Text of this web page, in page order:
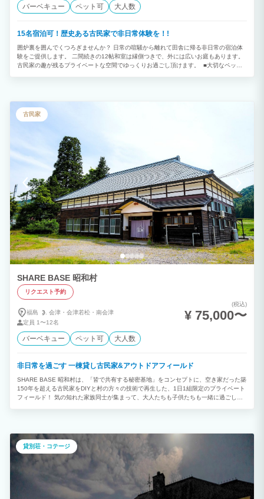
バーベキュー ペット可 大人数
15名宿泊可！歴史ある古民家で非日常体験を！!
囲炉裏を囲んでくつろぎませんか？ 日常の喧騒から離れて田舎に帰る非日常の宿泊体
験をご提供します。 二間続きの12帖和室は縁側つきで、外には広いお庭もあります。
古民家の趣が残るプライベートな空間でゆっくりお過ごし頂けます。 ■大切なペット
ん。 ※事前に注意事項や宿泊条件をご確認のうえ、ご予約ください。 ▼オプション料
金 ■BBQ料金：4400円（税込み） ■ペット料金：1匹4400円/1滞在 ■必需品 食器&カ
トラリー コンロ ヘアドライヤー 洗濯機 Wi-Fi バスタブ ウォッシュレット (ビデ) シャ
レンジ 冷蔵庫 炊飯器 エアコン ■周辺イベント 須賀川さくらまつり きうり天王祭 須賀
川市釈迦堂川花火大会 長沼まつり 松明あかし 牡丹焚火 いわせ悠久まつり
古民家
SHARE BASE 昭和村
リクエスト予約
福島 会津・ 会津若松・ 南会津
定員 1〜12名
(税込)
¥ 75,000〜
バーベキュー ペット可 大人数
非日常を過ごす 一棟貸し古民家&アウトドアフィールド
SHARE BASE 昭和村は、「皆で共有する秘密基地」をコンセプトに、空き家だった築
150年を超える古民家をDIYと村の方々の技術で再生した、1日1組限定のプライベート
フィールド！ 気の知れた家族同士が集まって、大人たちも子供たちも一緒に過ごした
過ごしたり。 温泉に入って古民家で料理を楽しんだり、プロジェクターもあるので
100インチで5.1chで映画やゲームをして遊んだり、音楽を聴いて家族や仲間で語らう
時間を過ごしたり。 夜は満点の星空、朝は澄んだ空気と風に運ばれてくる季節の匂
い。 雪解けの春、真っ青な夏の空、真っ赤に染まる紅葉、真っ白な雪に覆われた冬。
感動も、思い出も、一緒に過ごす家族や仲間と共有しよう！ ※暖房費として、11/1～
3/31の期間中は1泊¥5,500(税込)の別途料金が発生します。
貸別荘・コテージ